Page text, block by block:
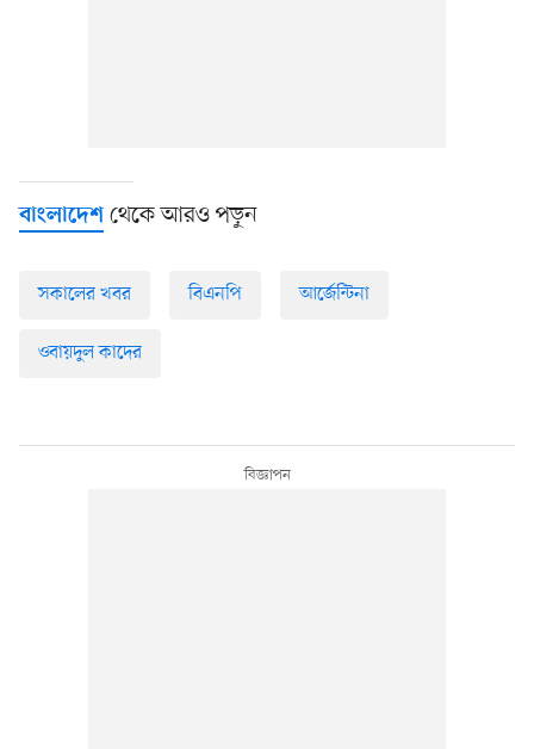
বাংলাদেশ থেকে আরও পড়ুন
সকালের খবর বিএনপি আর্জেন্টিনা
ওবায়দুল কাদের